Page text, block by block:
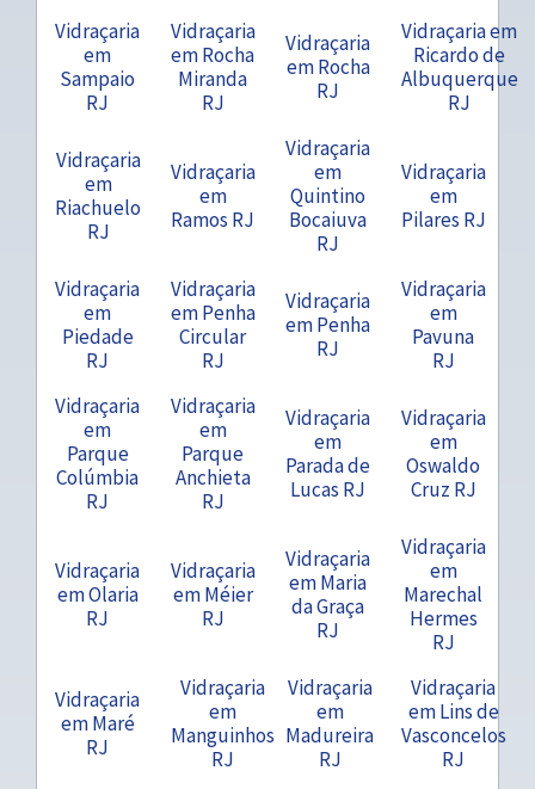
Vidraçaria
em
Sampaio
RJ
Vidraçaria
em Rocha
Miranda
RJ
Vidraçaria
em Rocha
RJ
Vidraçaria em
Ricardo de
Albuquerque
RJ
Vidraçaria
em
Riachuelo
RJ
Vidraçaria
em
Ramos RJ
Vidraçaria
em
Quintino
Bocaiuva
RJ
Vidraçaria
em
Pilares RJ
Vidraçaria
em
Piedade
RJ
Vidraçaria
em Penha
Circular
RJ
Vidraçaria
em Penha
RJ
Vidraçaria
em
Pavuna
RJ
Vidraçaria
em
Parque
Colúmbia
RJ
Vidraçaria
em
Parque
Anchieta
RJ
Vidraçaria
em
Parada de
Lucas RJ
Vidraçaria
em
Oswaldo
Cruz RJ
Vidraçaria
em Olaria
RJ
Vidraçaria
em Méier
RJ
Vidraçaria
em Maria
da Graça
RJ
Vidraçaria
em
Marechal
Hermes
RJ
Vidraçaria
em Maré
RJ
Vidraçaria
em
Manguinhos
RJ
Vidraçaria
em
Madureira
RJ
Vidraçaria
em Lins de
Vasconcelos
RJ